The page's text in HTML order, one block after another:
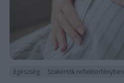
Egészség Szakértők reflektorfényben